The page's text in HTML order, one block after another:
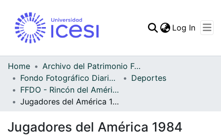
Statistics
Log In
Home
Archivo del Patrimonio Fotográfico y Fílmico del Valle del Cauca
Fondo Fotográfico Diario Occidente
Deportes
FFDO - Rincón del América - Patrimonial
Jugadores del América 1984
Jugadores del América 1984